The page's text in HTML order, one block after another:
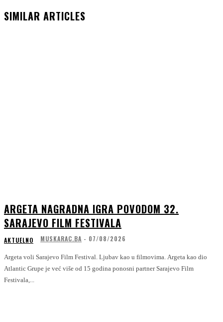
SIMILAR ARTICLES
ARGETA NAGRADNA IGRA POVODOM 32.
SARAJEVO FILM FESTIVALA
AKTUELNO MUSKARAC.BA - 07/08/2026
Argeta voli Sarajevo Film Festival. Ljubav kao u filmovima. Argeta kao dio
Atlantic Grupe je već više od 15 godina ponosni partner Sarajevo Film
Festivala,...